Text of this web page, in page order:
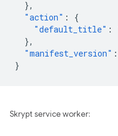
},
"action" :
{
"default_title" :
},
"manifest_version" :
}
Skrypt service worker: